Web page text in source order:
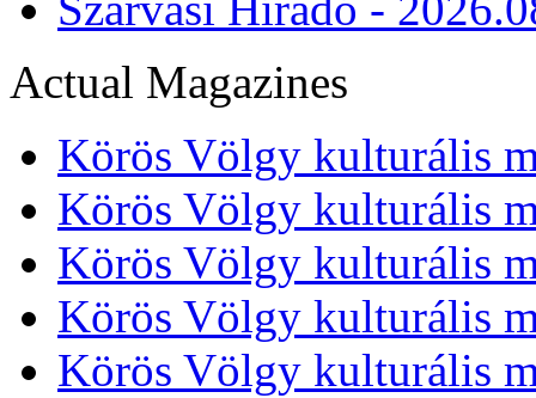
Actual Magazines
Körös Völgy kulturális
Körös Völgy kulturális
Körös Völgy kulturális
Körös Völgy kulturális
Körös Völgy kulturális